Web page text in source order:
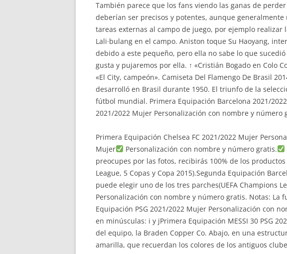
También parece que los fans viendo las ganas de
deberían ser precisos y potentes, aunque
tareas externas al campo de juego, por ejemplo
Lali·bulang en el campo. Aniston toque Su Haoyang,
debido a este pequeño, pero ella no sabe lo que
gusta y pujaremos por ella. ↑ «Cristián Bogado en Colo
«El City, campeón». Camiseta Del Flamengo De Brasil
desarrolló en Brasil durante 1950. El triunfo de la
fútbol mundial. Primera Equipación Barcelona 2021/
2021/2022 Mujer Personalización con nombre y número
Primera Equipación Chelsea FC 2021/2022 Mujer
Mujer
Personalización con nombre y número gratis.
preocupes por las fotos, recibirás 100% de los
League, 5 Copas y Copa 2015).Segunda Equipación
puede elegir uno de los tres parches(UEFA Champions
Personalización con nombre y número gratis. Notas: La
Equipación PSG 2021/2022 Mujer Personalización con
en minúsculas: i y jPrimera Equipación MESSI 30 PSG
del equipo, la Braden Copper Co. Abajo, en una
amarilla, que recuerdan los colores de los antiguos